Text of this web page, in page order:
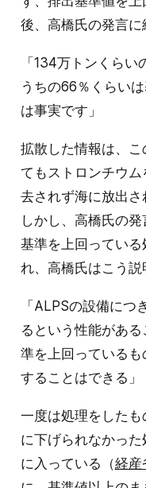
後、高橋氏の発言に
「134万トンくら
うちの66％くらい
は事実です」
拡散した情報は、
てもストロンチウ
去されず海に放出さ
しかし、高橋氏の
基準を上回ってい
れ、高橋氏はこう説
「ALPSの設備につ
るという性能があ
準を上回っている
することはできる」
一度は処理をした
に下げられなかっ
に入っている（経産